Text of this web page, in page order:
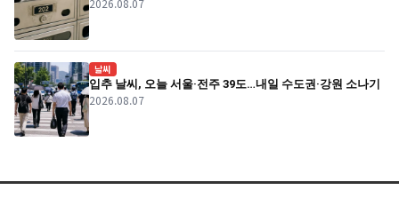
2026.08.07
날씨
입추 날씨, 오늘 서울·전주 39도…내일 수도권·강원 소나기
2026.08.07